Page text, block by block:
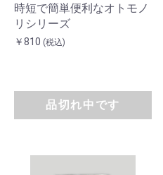
時短で簡単便利なオトモノ
リシリーズ
￥810 (税込)
品切れ中です